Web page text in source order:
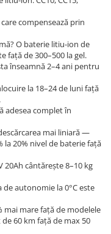
compensează prin
O baterie litiu-ion de
față de 300–500 la gel.
înseamnă 2–4 ani pentru
la 18–24 de luni față
adesea complet în
mai liniară —
20% nivel de baterie față
cântărește 8–10 kg
autonomie la 0°C este
mai mare față de modelele
60 km față de max 50